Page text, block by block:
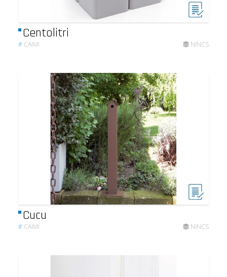
Centolitri
# CAIMI NINCS
Cucu
# CAIMI NINCS